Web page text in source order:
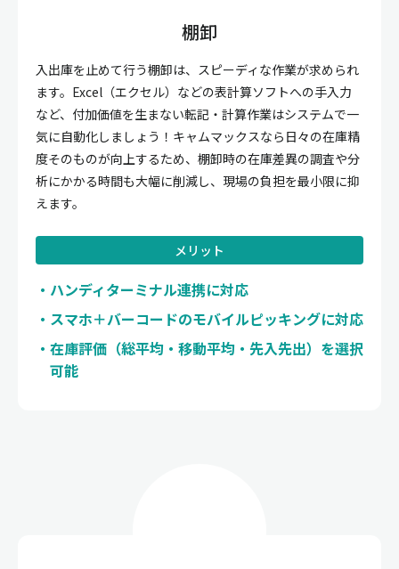
棚卸
入出庫を止めて行う棚卸は、スピーディな作業が求められ
ます。Excel（エクセル）などの表計算ソフトへの手入力
など、付加価値を生まない転記・計算作業はシステムで一
気に自動化しましょう！キャムマックスなら日々の在庫精
度そのものが向上するため、棚卸時の在庫差異の調査や分
析にかかる時間も大幅に削減し、現場の負担を最小限に抑
えます。
メリット
ハンディターミナル連携に対応
スマホ＋バーコードのモバイルピッキングに対応
在庫評価（総平均・移動平均・先入先出）を選択
可能